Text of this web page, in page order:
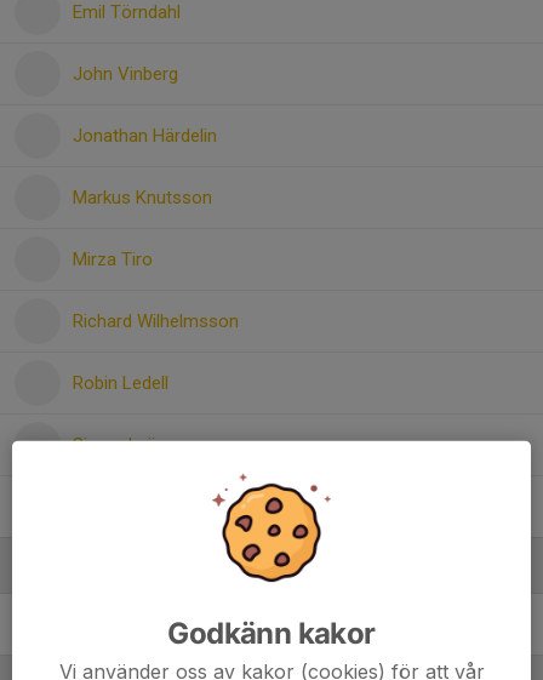
Emil Törndahl
John Vinberg
Jonathan Härdelin
Markus Knutsson
Mirza Tiro
Richard Wilhelmsson
Robin Ledell
Simon Leijon
Andréas CarlssonTränare
Godkänn kakor
Vi använder oss av kakor (cookies) för att vår